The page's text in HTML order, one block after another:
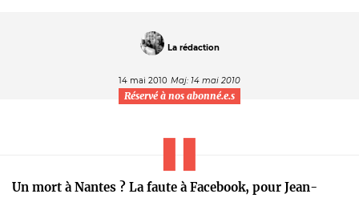
La rédaction
14 mai 2010 Maj: 14 mai 2010
Réservé à nos abonné.e.s
Un mort à Nantes ? La faute à Facebook, pour Jean-